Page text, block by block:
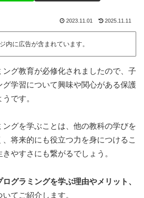
2023.11.01 2025.11.11
内に広告が含まれています。
グ教育が必修化されましたので、子
グ学習について興味や関心がある保護
です。
グを学ぶことは、他の教科の学びを
将来的にも役立つ力を身につけるこ
やすさにも繋がるでしょう。
グラミングを学ぶ理由やメリット、
いてご紹介します。